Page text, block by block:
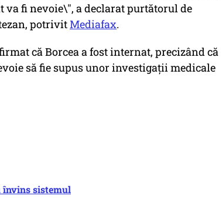
fi nevoie\", a declarat purtătorul de
potrivitMediafax.
că Borcea a fost internat, precizând că
să fie supus unor investigaţii medicale
învins sistemul